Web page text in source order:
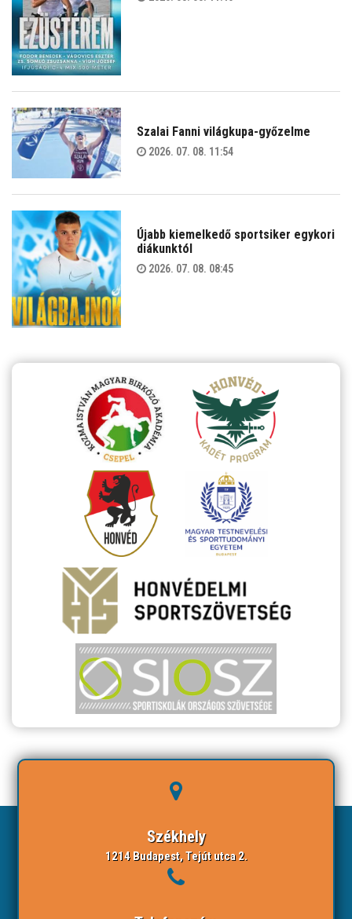
Szalai Fanni világkupa-győzelme
2026. 07. 08. 11:54
Újabb kiemelkedő sportsiker egykori
diákunktól
2026. 07. 08. 08:45
Székhely
1214 Budapest, Tejút utca 2.